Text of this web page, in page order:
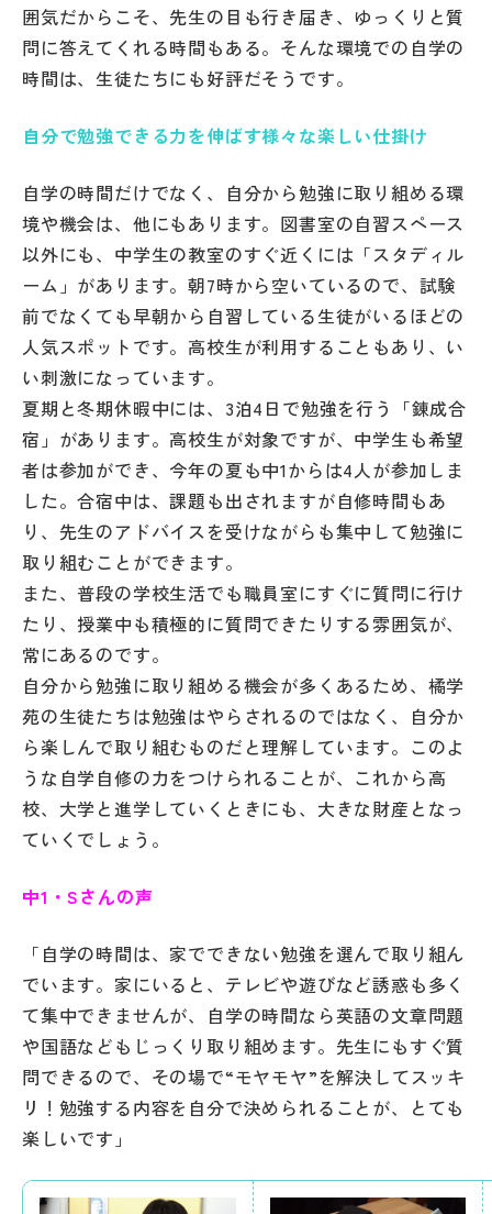
囲気だからこそ、先生の目も行き届き、ゆっくりと質
問に答えてくれる時間もある。そんな環境での自学の
時間は、生徒たちにも好評だそうです。
自分で勉強できる力を伸ばす様々な楽しい仕掛け
自学の時間だけでなく、自分から勉強に取り組める環
境や機会は、他にもあります。図書室の自習スペース
以外にも、中学生の教室のすぐ近くには「スタディル
ーム」があります。朝7時から空いているので、試験
前でなくても早朝から自習している生徒がいるほどの
人気スポットです。高校生が利用することもあり、い
い刺激になっています。
夏期と冬期休暇中には、3泊4日で勉強を行う「錬成合
宿」があります。高校生が対象ですが、中学生も希望
者は参加ができ、今年の夏も中1からは4人が参加しま
した。合宿中は、課題も出されますが自修時間もあ
り、先生のアドバイスを受けながらも集中して勉強に
取り組むことができます。
また、普段の学校生活でも職員室にすぐに質問に行け
たり、授業中も積極的に質問できたりする雰囲気が、
常にあるのです。
自分から勉強に取り組める機会が多くあるため、橘学
苑の生徒たちは勉強はやらされるのではなく、自分か
ら楽しんで取り組むものだと理解しています。このよ
うな自学自修の力をつけられることが、これから高
校、大学と進学していくときにも、大きな財産となっ
ていくでしょう。
中1・Sさんの声
「自学の時間は、家でできない勉強を選んで取り組ん
でいます。家にいると、テレビや遊びなど誘惑も多く
て集中できませんが、自学の時間なら英語の文章問題
や国語などもじっくり取り組めます。先生にもすぐ質
問できるので、その場で“モヤモヤ”を解決してスッキ
リ！勉強する内容を自分で決められることが、とても
楽しいです」